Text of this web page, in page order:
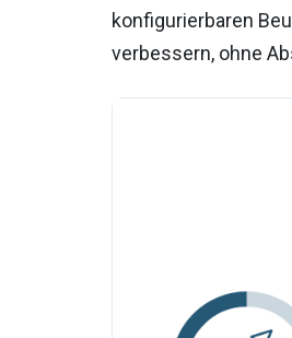
konfigurierbaren
verbessern, ohne